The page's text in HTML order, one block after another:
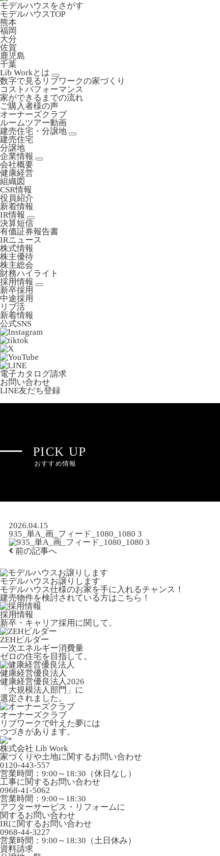
モデルハウスをさがす
モデルハウスTOP
熊本
福岡
大分
佐賀
鹿児島
千葉
Lib Workとは
数字で見るリブワークの家づくり
コストパフォーマンス
家ができるまでの流れ
ご購入者様の声
オーナーズクラブ
ルームツアー動画
建売住宅・分譲地
建売住宅
分譲地
企業情報
会社概要
健康経営
組織図
CSR情報
役員紹介
新着情報
IR情報
決算短信
有価証券報告書
IRニュース
株式情報
株主優待
株主総会
財務ハイライト
採用情報
新卒採用
中途採用
リブ活
新着情報
公式SNS
電子カタログ請求
お問い合わせ
LINE友だち登録
PICK UP
おすすめ情報
2026.04.15
935_単A_画_フィード_1080_1080 3
前の記事へ
モデルハウスお譲りします
モデルハウス仕様のお家を手に入れるチャンス！
建売物件を検討されている方はこちら！
採用情報
新卒・キャリア採用に関して。
ZEHビルダー
一次エネルギー消費量
ゼロの住宅を目指して。
健康経営優良法人
健康経営優良法人2026
「大規模法人部門」に
選定されました。
オーナーズクラブ
リブワークで叶えた夢には
つづきがあります。
株式会社 Lib Work
家づくりや土地に関するお問い合わせ
0120-443-557
営業時間：9:00～18:30（休日なし）
工事に関するお問い合わせ
0968-41-5062
営業時間：9:00～18:30
アフターサービス・リフォームに
関するお問い合わせ
IRに関するお問い合わせ
0968-44-3227
営業時間：9:00～18:30（土日休み）
資料請求